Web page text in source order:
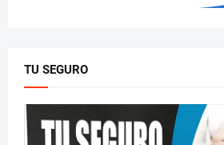
TU SEGURO